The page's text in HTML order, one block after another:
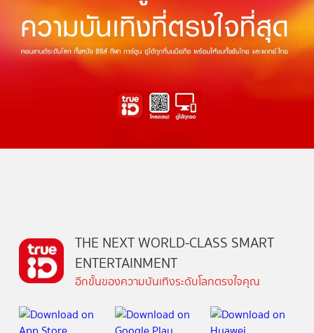
THE NEXT WORLD-CLASS SMART
ENTERTAINMENT
อีกขั้นของความบันเทิงระดับโลกตรงใจคุณ